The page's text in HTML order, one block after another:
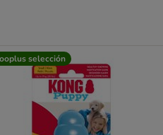
selección